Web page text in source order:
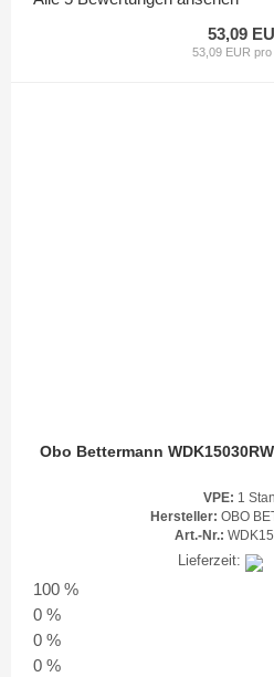
53,09
53,09 EUR pro
Obo Bettermann
VPE: 1
Hersteller: OBO
Art.-Nr.:
Lieferzeit:
100 %
0 %
0 %
0 %